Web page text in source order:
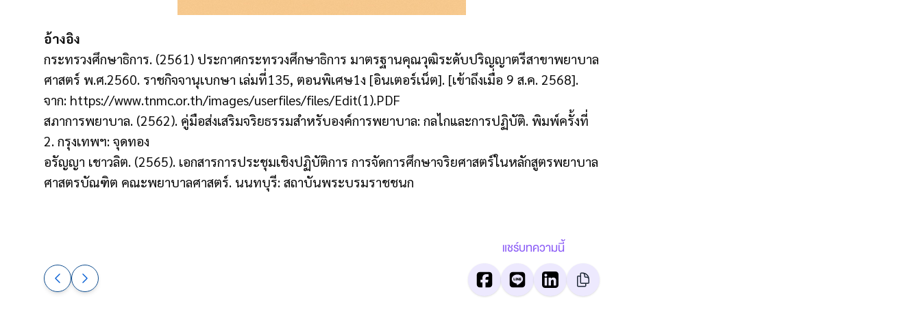
อ้างอิง
กระทรวงศึกษาธิการ. (2561) ประกาศกระทรวงศึกษาธิการ มาตรฐานคุณวุฒิระดับปริญญาตรีสาขาพยาบาล
ศาสตร์ พ.ศ.2560. ราชกิจจานุเบกษา เล่มที่135, ตอนพิเศษ1ง [อินเตอร์เน็ต]. [เข้าถึงเมื่อ 9 ส.ค. 2568].
จาก: https://www.tnmc.or.th/images/userfiles/files/Edit(1).PDF
สภาการพยาบาล. (2562). คู่มือส่งเสริมจริยธรรมสำหรับองค์การพยาบาล: กลไกและการปฏิบัติ. พิมพ์ครั้งที่
2. กรุงเทพฯ: จุดทอง
อรัญญา เชาวลิต. (2565). เอกสารการประชุมเชิงปฏิบัติการ การจัดการศึกษาจริยศาสตร์ในหลักสูตรพยาบาล
ศาสตรบัณฑิต คณะพยาบาลศาสตร์. นนทบุรี: สถาบันพระบรมราชชนก
แชร์บทความนี้